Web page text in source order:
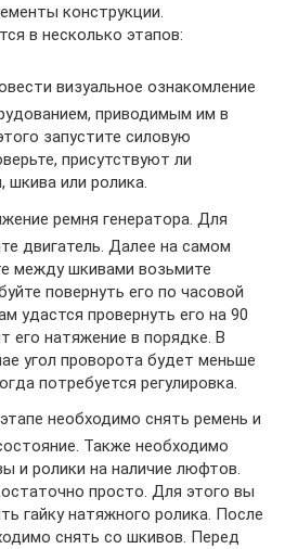
конструкции.
в несколько этапов:
визуальное ознакомление
приводимым им в
запустите силовую
присутствуют ли
шкива или ролика.
ремня генератора. Для
двигатель. Далее на самом
между шкивами возьмите
повернуть его по часовой
удастся провернуть его на 90
его натяжение в порядке. В
угол проворота будет меньше
потребуется регулировка.
необходимо снять ремень и
Также необходимо
и ролики на наличие люфтов.
просто. Для этого вы
гайку натяжного ролика. После
снять со шкивов. Перед